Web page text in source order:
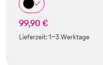
99,90 €
Lieferzeit:1-3 Werktage